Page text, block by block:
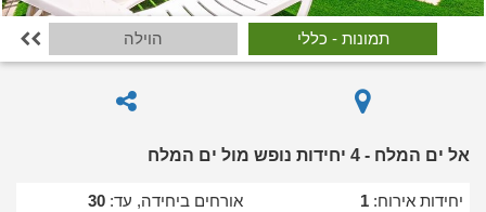
תמונות - כללי הוילה 
אל ים המלח - 4 יחידות נופש מול ים המלח
יחידות אירוח: 1 אורחים ביחידה, עד: 30